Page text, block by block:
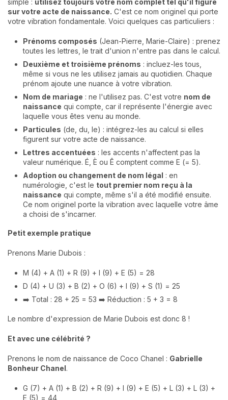
sur votre acte de naissance. C'est ce nom originel qui porte
votre vibration fondamentale. Voici quelques cas particuliers :
Prénoms composés (Jean-Pierre, Marie-Claire) : prenez
toutes les lettres, le trait d'union n'entre pas dans le calcul.
Deuxième et troisième prénoms : incluez-les tous,
même si vous ne les utilisez jamais au quotidien. Chaque
prénom ajoute une nuance à votre vibration.
Nom de mariage : ne l'utilisez pas. C'est votre nom de
naissance qui compte, car il représente l'énergie avec
laquelle vous êtes venu au monde.
Particules (de, du, le) : intégrez-les au calcul si elles
figurent sur votre acte de naissance.
Lettres accentuées : les accents n'affectent pas la
valeur numérique. É, È ou Ê comptent comme E (= 5).
Adoption ou changement de nom légal : en
numérologie, c'est le tout premier nom reçu à la
naissance qui compte, même s'il a été modifié ensuite.
Ce nom originel porte la vibration avec laquelle votre âme
a choisi de s'incarner.
Petit exemple pratique
Prenons Marie Dubois :
M (4) + A (1) + R (9) + I (9) + E (5) = 28
D (4) + U (3) + B (2) + O (6) + I (9) + S (1) = 25
➡️ Total : 28 + 25 = 53 ➡️ Réduction : 5 + 3 = 8
Le nombre d'expression de Marie Dubois est donc 8 !
Et avec une célébrité ?
Prenons le nom de naissance de Coco Chanel : Gabrielle
Bonheur Chanel.
G (7) + A (1) + B (2) + R (9) + I (9) + E (5) + L (3) + L (3) +
E (5) = 44